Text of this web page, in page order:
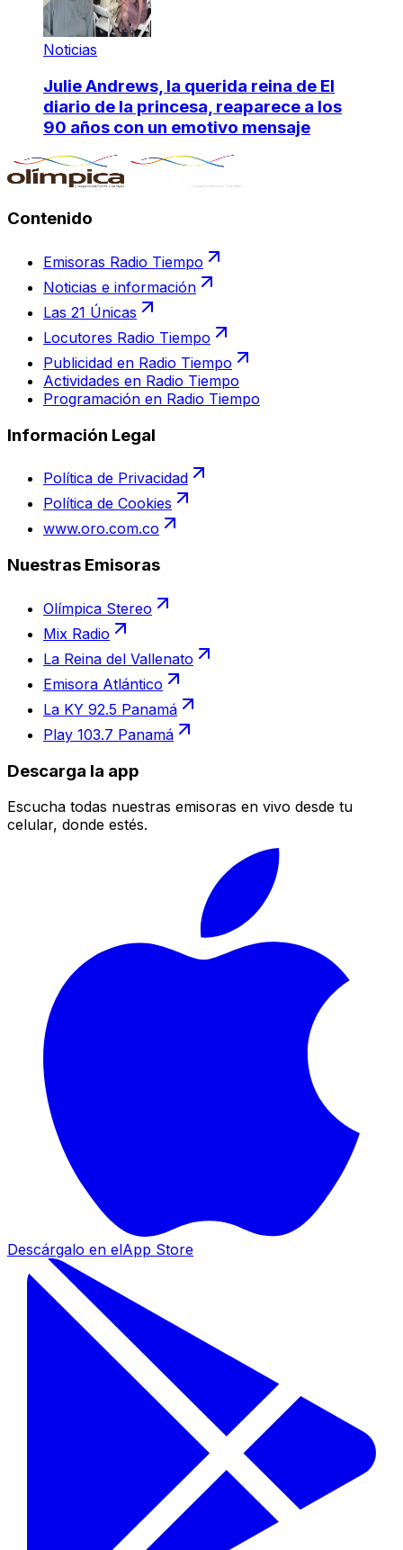
Noticias
Julie Andrews, la querida reina de El
diario de la princesa, reaparece a los
90 años con un emotivo mensaje
Contenido
Emisoras Radio Tiempo
Noticias e información
Las 21 Únicas
Locutores Radio Tiempo
Publicidad en Radio Tiempo
Actividades en Radio Tiempo
Programación en Radio Tiempo
Información Legal
Política de Privacidad
Política de Cookies
www.oro.com.co
Nuestras Emisoras
Olímpica Stereo
Mix Radio
La Reina del Vallenato
Emisora Atlántico
La KY 92.5 Panamá
Play 103.7 Panamá
Descarga la app
Escucha todas nuestras emisoras en vivo desde tu
celular, donde estés.
Descárgalo en elApp Store